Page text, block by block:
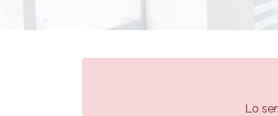
Lo